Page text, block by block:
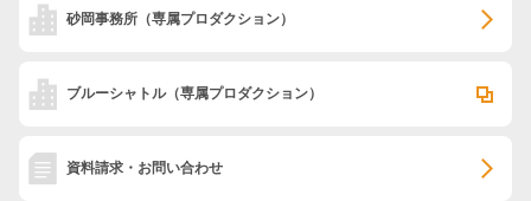
砂岡事務所 （専属プロダクション）
ブルーシャトル（専属プロダクション）
資料請求・お問い合わせ